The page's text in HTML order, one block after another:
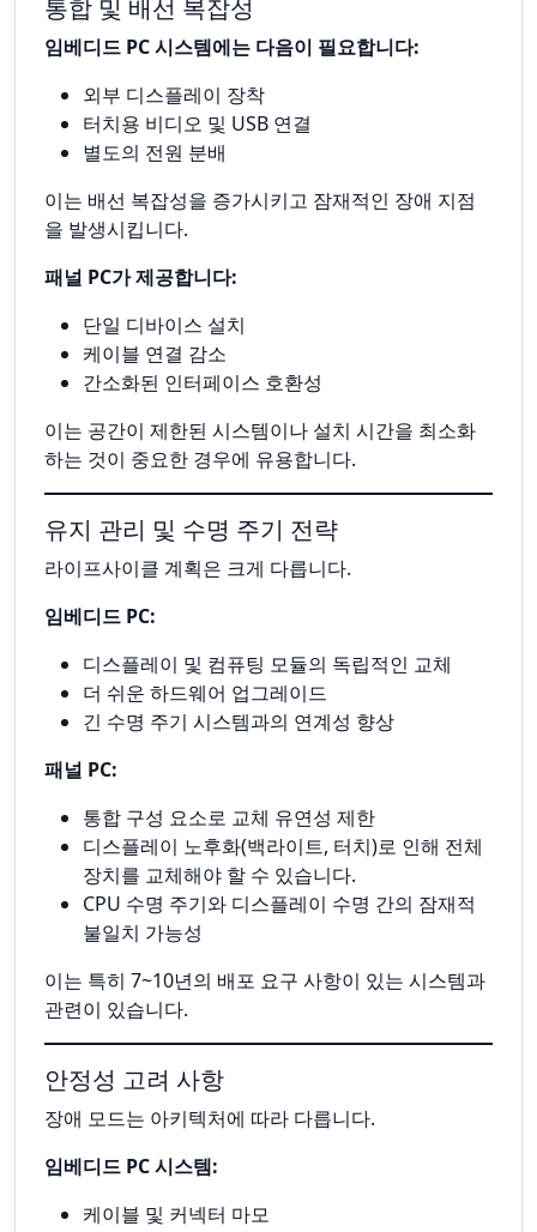
통합 및 배선 복잡성
임베디드 PC 시스템에는 다음이 필요합니다:
외부 디스플레이 장착
터치용 비디오 및 USB 연결
별도의 전원 분배
이는 배선 복잡성을 증가시키고 잠재적인 장애 지점
을 발생시킵니다.
패널 PC가 제공합니다:
단일 디바이스 설치
케이블 연결 감소
간소화된 인터페이스 호환성
이는 공간이 제한된 시스템이나 설치 시간을 최소화
하는 것이 중요한 경우에 유용합니다.
유지 관리 및 수명 주기 전략
라이프사이클 계획은 크게 다릅니다.
임베디드 PC:
디스플레이 및 컴퓨팅 모듈의 독립적인 교체
더 쉬운 하드웨어 업그레이드
긴 수명 주기 시스템과의 연계성 향상
패널 PC:
통합 구성 요소로 교체 유연성 제한
디스플레이 노후화(백라이트, 터치)로 인해 전체
장치를 교체해야 할 수 있습니다.
CPU 수명 주기와 디스플레이 수명 간의 잠재적
불일치 가능성
이는 특히 7~10년의 배포 요구 사항이 있는 시스템과
관련이 있습니다.
안정성 고려 사항
장애 모드는 아키텍처에 따라 다릅니다.
임베디드 PC 시스템:
케이블 및 커넥터 마모